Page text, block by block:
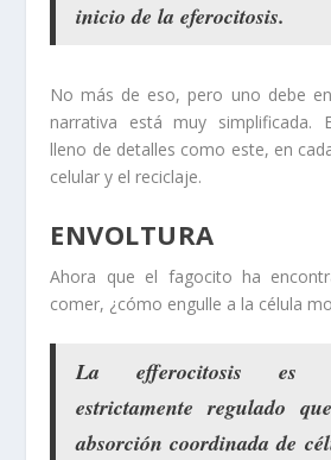
inicio de la eferocitosis.
No más de eso, pero uno debe
narrativa está muy simplificada.
lleno de detalles como este, en
celular y el reciclaje.
ENVOLTURA
Ahora que el fagocito ha
comer, ¿cómo engulle a la célula
La efferocitosis es
estrictamente regulado
absorción coordinada de